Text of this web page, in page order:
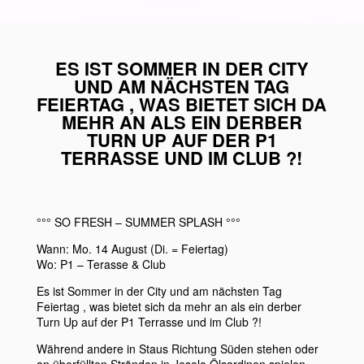
ES IST SOMMER IN DER CITY
UND AM NÄCHSTEN TAG
FEIERTAG , WAS BIETET SICH DA
MEHR AN ALS EIN DERBER
TURN UP AUF DER P1
TERRASSE UND IM CLUB ?!
°°° SO FRESH – SUMMER SPLASH °°°
Wann: Mo. 14 August (Di. = Feiertag)
Wo: P1 – Terasse & Club
Es ist Sommer in der City und am nächsten Tag
Feiertag , was bietet sich da mehr an als ein derber
Turn Up auf der P1 Terrasse und im Club ?!
Während andere in Staus Richtung Süden stehen oder